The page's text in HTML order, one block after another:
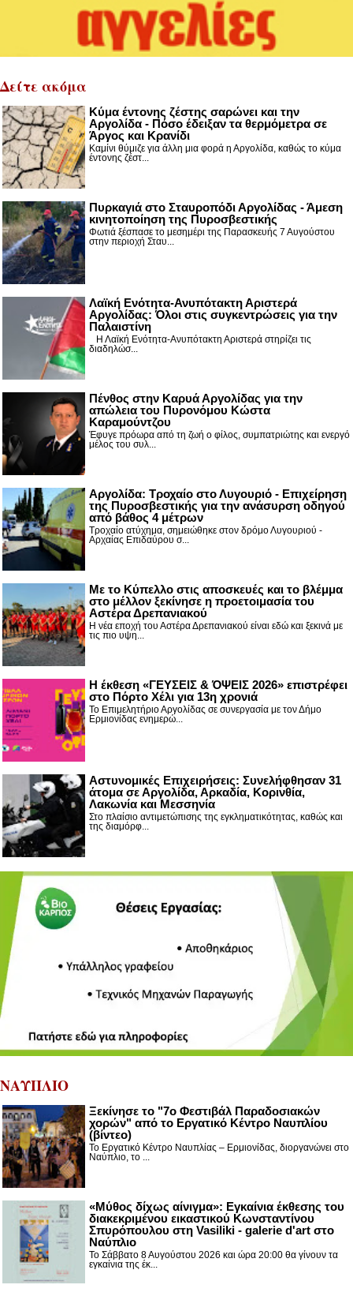
Δείτε ακόμα
Κύμα έντονης ζέστης σαρώνει και την
Αργολίδα - Πόσο έδειξαν τα θερμόμετρα σε
Άργος και Κρανίδι
Καμίνι θύμιζε για άλλη μια φορά η Αργολίδα, καθώς το κύμα
έντονης ζέστ...
Πυρκαγιά στο Σταυροπόδι Αργολίδας - Άμεση
κινητοποίηση της Πυροσβεστικής
Φωτιά ξέσπασε το μεσημέρι της Παρασκευής 7 Αυγούστου
στην περιοχή Σταυ...
Λαϊκή Ενότητα-Ανυπότακτη Αριστερά
Αργολίδας: Όλοι στις συγκεντρώσεις για την
Παλαιστίνη
Η Λαϊκή Ενότητα-Ανυπότακτη Αριστερά στηρίζει τις
διαδηλώσ...
Πένθος στην Καρυά Αργολίδας για την
απώλεια του Πυρονόμου Κώστα
Καραμούντζου
Έφυγε πρόωρα από τη ζωή ο φίλος, συμπατριώτης και ενεργό
μέλος του συλ...
Αργολίδα: Τροχαίο στο Λυγουριό - Επιχείρηση
της Πυροσβεστικής για την ανάσυρση οδηγού
από βάθος 4 μέτρων
Τροχαίο ατύχημα, σημειώθηκε στον δρόμο Λυγουριού -
Αρχαίας Επιδαύρου σ...
Με το Κύπελλο στις αποσκευές και το βλέμμα
στο μέλλον ξεκίνησε η προετοιμασία του
Αστέρα Δρεπανιακού
Η νέα εποχή του Αστέρα Δρεπανιακού είναι εδώ και ξεκινά με
τις πιο υψη...
Η έκθεση «ΓΕΥΣΕΙΣ & ΌΨΕΙΣ 2026» επιστρέφει
στο Πόρτο Χέλι για 13η χρονιά
Το Επιμελητήριο Αργολίδας σε συνεργασία με τον Δήμο
Ερμιονίδας ενημερώ...
Αστυνομικές Επιχειρήσεις: Συνελήφθησαν 31
άτομα σε Αργολίδα, Αρκαδία, Κορινθία,
Λακωνία και Μεσσηνία
Στο πλαίσιο αντιμετώπισης της εγκληματικότητας, καθώς και
της διαμόρφ...
ΝΑΥΠΛΙΟ
Ξεκίνησε το "7ο Φεστιβάλ Παραδοσιακών
χορών" από το Εργατικό Κέντρο Ναυπλίου
(βίντεο)
Το Εργατικό Κέντρο Ναυπλίας – Ερμιονίδας, διοργανώνει στο
Ναύπλιο, το ...
«Μύθος δίχως αίνιγμα»: Εγκαίνια έκθεσης του
διακεκριμένου εικαστικού Κωνσταντίνου
Σπυρόπουλου στη Vasiliki - galerie d'art στο
Ναύπλιο
Το Σάββατο 8 Αυγούστου 2026 και ώρα 20:00 θα γίνουν τα
εγκαίνια της έκ...